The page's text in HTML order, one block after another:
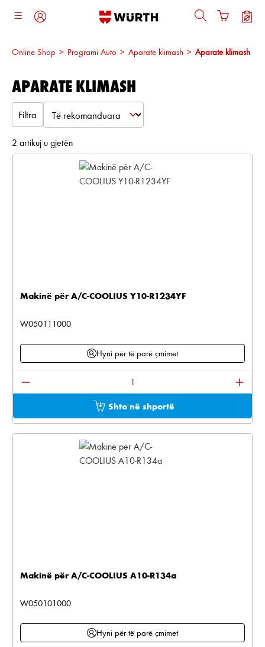
kryesore
Online Shop > Programi Auto > Aparate klimash > Aparate klimash
APARATE KLIMASH
Filtra
2 artikuj u gjetën
Makinë për A/C-COOLIUS Y10-R1234YF
W050111000
Hyni për të parë çmimet
Sasia e produktit: Shkruani sasinë e dëshiruar
Shto në shportë
Makinë për A/C-COOLIUS A10-R134a
W050101000
Hyni për të parë çmimet